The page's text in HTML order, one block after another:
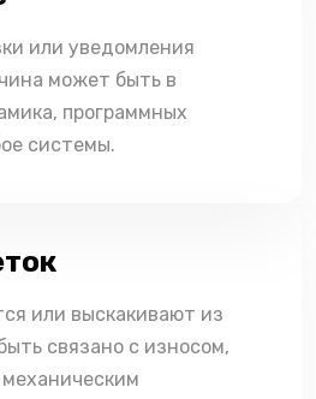
или уведомления
может быть в
программных
системы.
или выскакивают из
связано с износом,